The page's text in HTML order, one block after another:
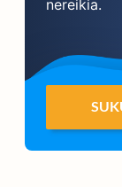
nereikia.